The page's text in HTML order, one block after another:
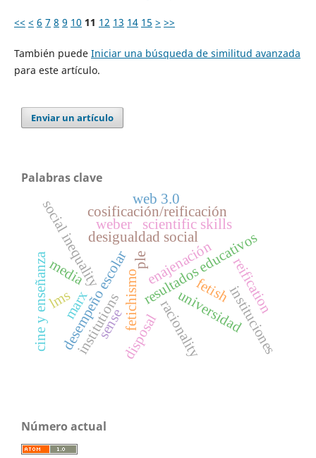
<< < 6 7 8 9 10 11 12 13 14 15 > >>
También puede Iniciar una búsqueda de similitud avanzada
para este artículo.
Enviar un artículo
Palabras clave
universidad
fetichismoresultados educativos
desempeño escolar
social inequalitydesigualdad social
racionality
weber
institutions instituciones
fetish
disposal
reification
enajenación
cosificación/reificación
marx
media
cine y enseñanza
scientific skills
ple
lms
web 3.0
sense
Número actual